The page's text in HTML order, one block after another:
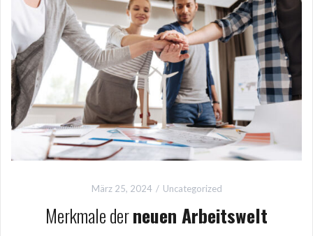
März 25, 2024 Uncategorized
Merkmale derneuen Arbeitswelt